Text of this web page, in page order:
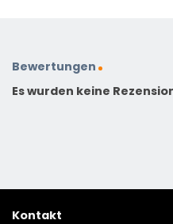
Bewertungen
Es wurden keine
Kontakt